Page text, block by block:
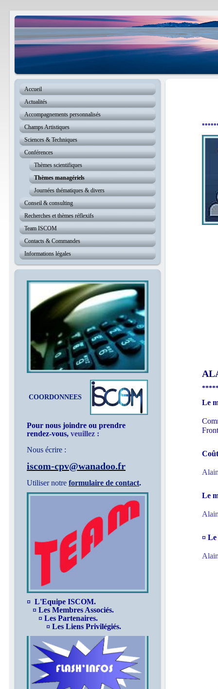
Accueil
Actualités
Accompagnements personnalisés
Champs Artistiques
Sciences & Techniques
Conférences
Thèmes scientifiques
Thèmes managériels
Journées thématiques & divers
Conseil & consulting
Recherches et thèmes réflexifs
Team ISCOM
Contacts & Commandes
Informations légales
COORDONNEES
Pour nous joindre ou prendre
rendez-vous, veuillez :
Nous écrire :
iscom-cpv@wanadoo.fr
Utiliser notre formulaire de contact.
¤ L'Equipe ISCOM.
¤ Les Membres Associés.
¤ Les Partenaires.
¤ Les Liens Privilégiés.
Le
Le
¤ Le